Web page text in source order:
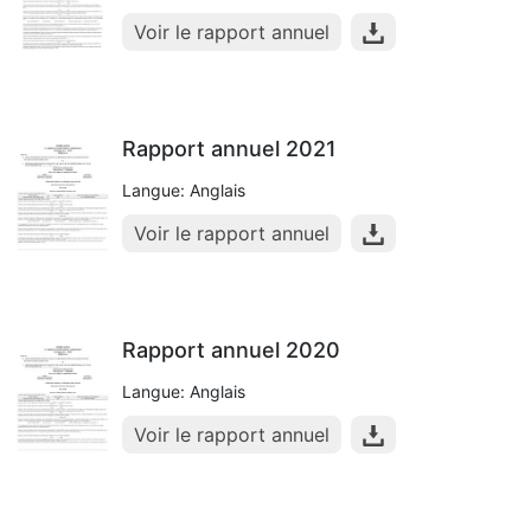
Voir le rapport annuel
Rapport annuel 2021
Langue: Anglais
Voir le rapport annuel
Rapport annuel 2020
Langue: Anglais
Voir le rapport annuel